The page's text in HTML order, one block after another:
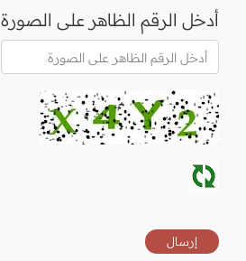
أدخل الرقم الظاهر على الصورة